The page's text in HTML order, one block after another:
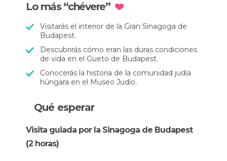
Lo más “chévere”
Visitarás el interior de la Gran Sinagoga de
Budapest.
Descubrirás cómo eran las duras condiciones
de vida en el Gueto de Budapest.
Conocerás la historia de la comunidad judía
húngara en el Museo Judío.
Qué esperar
Visita guiada por la Sinagoga de Budapest
(2 horas)